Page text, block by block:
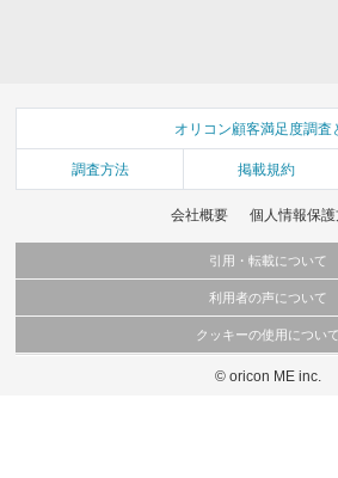
オリコン顧客満足度調査
調査方法 掲載規約
会社概要 個人情報保
引用・転載について
当サイトで公開されている情報（文字、写真、イラスト
これらの情報を権利者の許可なく無断転載・複製などの
利用者の声について
当サイトに掲載している内容はすべてサービスの利用者
弊社の見解・ 意見ではないことをご理解いただいた上で
クッキーの使用について
このサイトでは Cookie を使用して、ユーザーに合わせ
© oricon ME inc.